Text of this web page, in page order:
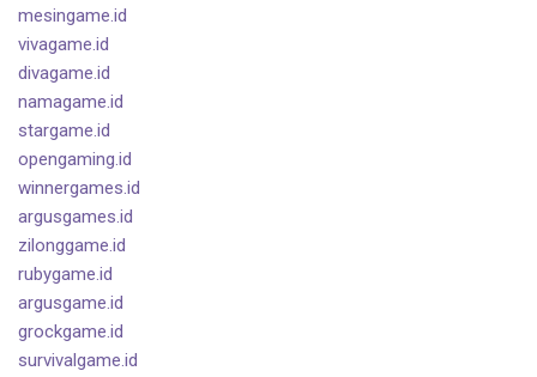
mesingame.id
vivagame.id
divagame.id
namagame.id
stargame.id
opengaming.id
winnergames.id
argusgames.id
zilonggame.id
rubygame.id
argusgame.id
grockgame.id
survivalgame.id